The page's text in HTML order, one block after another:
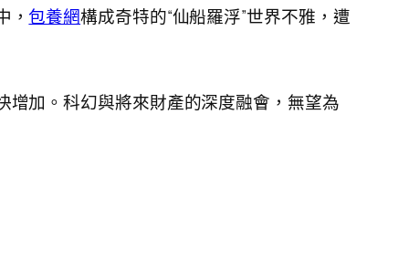
，包養網構成奇特的“仙船羅浮”世界不雅，遭
增加。科幻與將來財產的深度融會，無望為